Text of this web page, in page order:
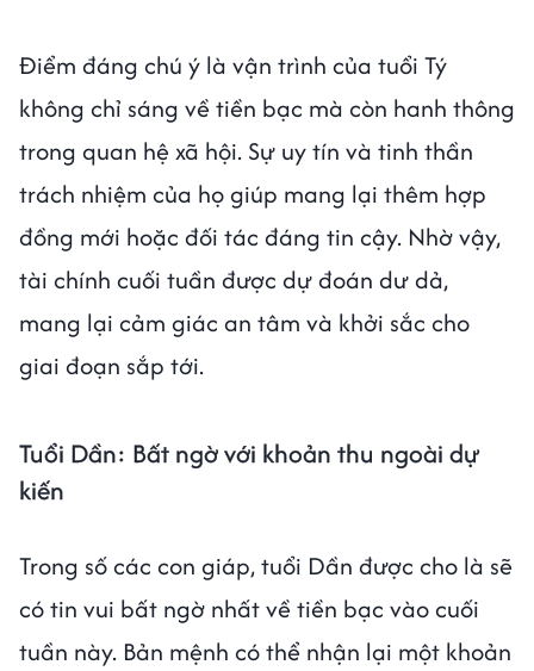
Điểm đáng chú ý là vận trình của tuổi Tý
không chỉ sáng về tiền bạc mà còn hanh thông
trong quan hệ xã hội. Sự uy tín và tinh thần
trách nhiệm của họ giúp mang lại thêm hợp
đồng mới hoặc đối tác đáng tin cậy. Nhờ vậy,
tài chính cuối tuần được dự đoán dư dả,
mang lại cảm giác an tâm và khởi sắc cho
giai đoạn sắp tới.
Tuổi Dần: Bất ngờ với khoản thu ngoài dự
kiến
Trong số các con giáp, tuổi Dần được cho là sẽ
có tin vui bất ngờ nhất về tiền bạc vào cuối
tuần này. Bản mệnh có thể nhận lại một khoản